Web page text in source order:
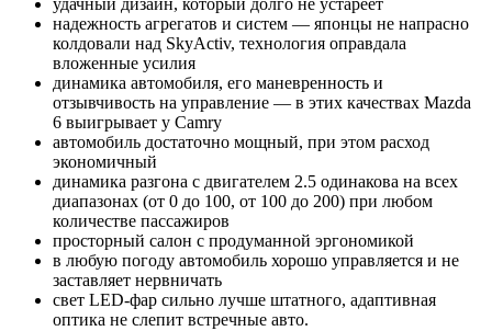
удачный дизайн, который долго не устареет
надежность агрегатов и систем — японцы не напрасно
колдовали над SkyActiv, технология оправдала
вложенные усилия
динамика автомобиля, его маневренность и
отзывчивость на управление — в этих качествах Mazda
6 выигрывает у Camry
автомобиль достаточно мощный, при этом расход
экономичный
динамика разгона с двигателем 2.5 одинакова на всех
диапазонах (от 0 до 100, от 100 до 200) при любом
количестве пассажиров
просторный салон с продуманной эргономикой
в любую погоду автомобиль хорошо управляется и не
заставляет нервничать
свет LED-фар сильно лучше штатного, адаптивная
оптика не слепит встречные авто.